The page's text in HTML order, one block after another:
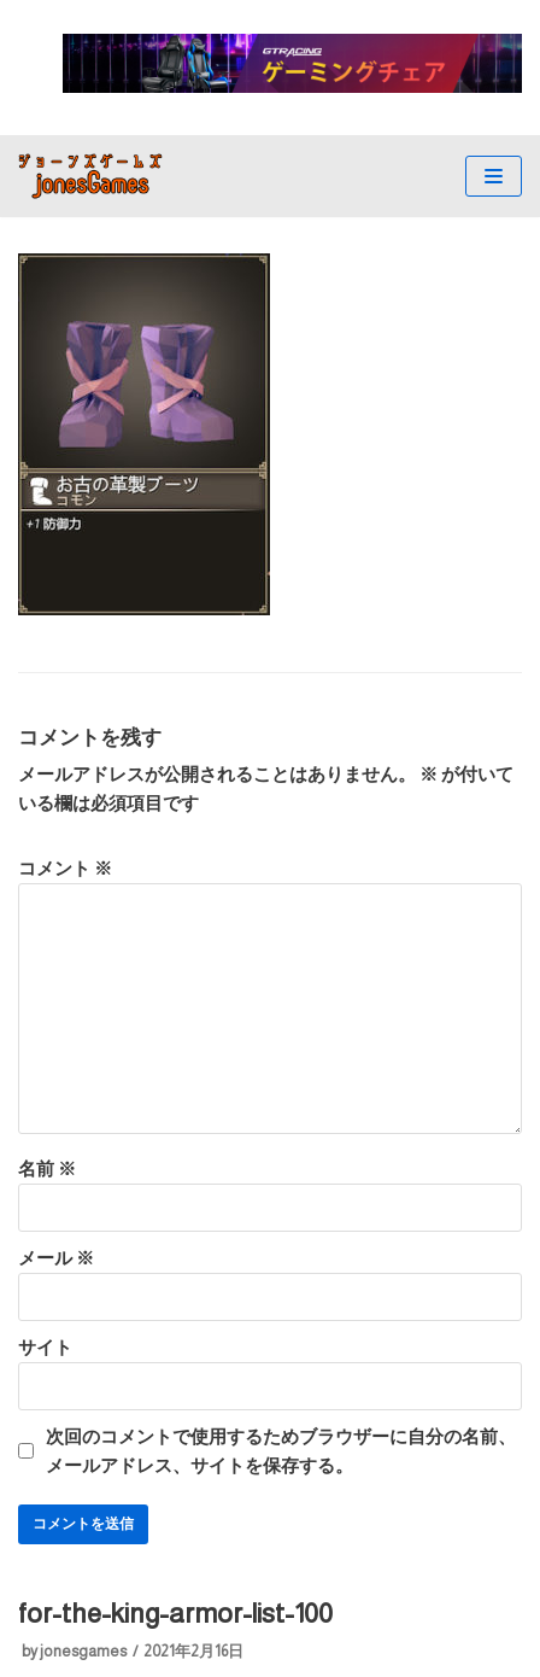
へ
ス
ッ
コメントを残す
メールアドレスが公開されることはありません。 ※ が付いて
いる欄は必須項目です
コメント ※
名前 ※
メール ※
サイト
次回のコメントで使用するためブラウザーに自分の名前、
メールアドレス、サイトを保存する。
for-the-king-armor-list-100
byjonesgames 2021年2月16日